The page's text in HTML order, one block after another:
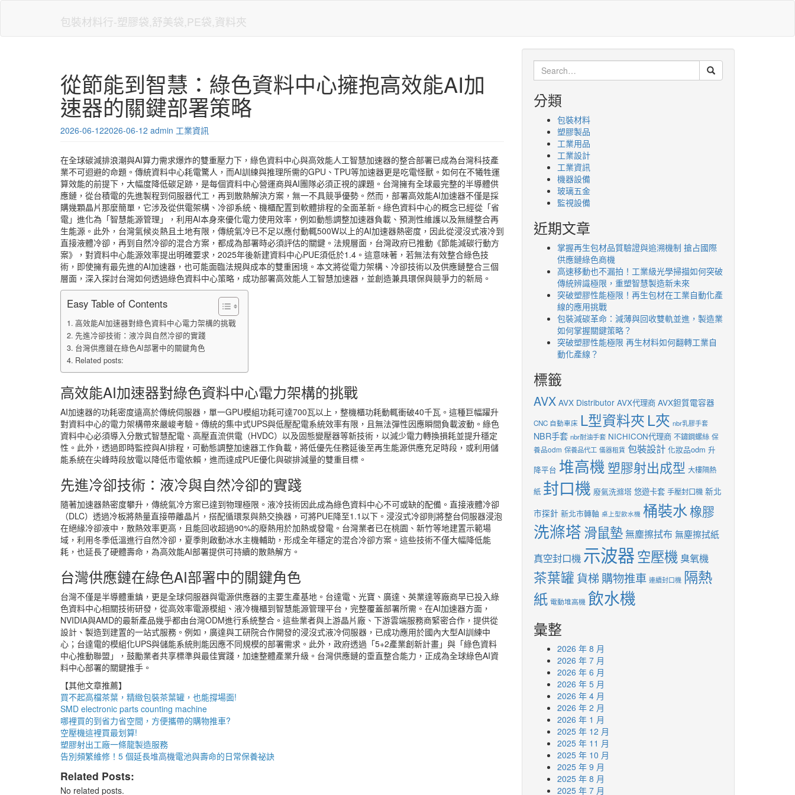
包裝材料行-塑膠袋,舒美袋,PE袋,資料夾
從節能到智慧：綠色資料中心擁抱高效能AI加
速器的關鍵部署策略
2026-06-122026-06-12 admin 工業資訊
在全球碳減排浪潮與AI算力需求爆炸的雙重壓力下，綠色資料中心與高效能人工智慧加速器的整合部署已成為台灣科技產
業不可迴避的命題。傳統資料中心耗電驚人，而AI訓練與推理所需的GPU、TPU等加速器更是吃電怪獸。如何在不犧牲運
算效能的前提下，大幅度降低碳足跡，是每個資料中心營運商與AI團隊必須正視的課題。台灣擁有全球最完整的半導體供
應鏈，從台積電的先進製程到伺服器代工，再到散熱解決方案，無一不具競爭優勢。然而，部署高效能AI加速器不僅是採
購幾顆晶片那麼簡單，它涉及從供電架構、冷卻系統、機櫃配置到軟體排程的全面革新。綠色資料中心的概念已經從「省
電」進化為「智慧能源管理」，利用AI本身來優化電力使用效率，例如動態調整加速器負載、預測性維護以及無縫整合再
生能源。此外，台灣氣候炎熱且土地有限，傳統氣冷已不足以應付動輒500W以上的AI加速器熱密度，因此從浸沒式液冷到
直接液體冷卻，再到自然冷卻的混合方案，都成為部署時必須評估的關鍵。法規層面，台灣政府已推動《節能減碳行動方
案》，對資料中心能源效率提出明確要求，2025年後新建資料中心PUE須低於1.4。這意味著，若無法有效整合綠色技
術，即使擁有最先進的AI加速器，也可能面臨法規與成本的雙重困境。本文將從電力架構、冷卻技術以及供應鏈整合三個
層面，深入探討台灣如何透過綠色資料中心策略，成功部署高效能人工智慧加速器，並創造兼具環保與競爭力的新局。
Easy Table of Contents
高效能AI加速器對綠色資料中心電力架構的挑戰
先進冷卻技術：液冷與自然冷卻的實踐
台灣供應鏈在綠色AI部署中的關鍵角色
Related posts:
高效能AI加速器對綠色資料中心電力架構的挑戰
AI加速器的功耗密度遠高於傳統伺服器，單一GPU模組功耗可達700瓦以上，整機櫃功耗動輒衝破40千瓦。這種巨幅躍升
對資料中心的電力架構帶來嚴峻考驗。傳統的集中式UPS與低壓配電系統效率有限，且無法彈性因應瞬間負載波動。綠色
資料中心必須導入分散式智慧配電、高壓直流供電（HVDC）以及固態變壓器等新技術，以減少電力轉換損耗並提升穩定
性。此外，透過即時監控與AI排程，可動態調整加速器工作負載，將低優先任務延後至再生能源供應充足時段，或利用儲
能系統在尖峰時段放電以降低市電依賴，進而達成PUE優化與碳排減量的雙重目標。
先進冷卻技術：液冷與自然冷卻的實踐
隨著加速器熱密度攀升，傳統氣冷方案已達到物理極限。液冷技術因此成為綠色資料中心不可或缺的配備。直接液體冷卻
（DLC）透過冷板將熱量直接帶離晶片，搭配循環泵與熱交換器，可將PUE降至1.1以下。浸沒式冷卻則將整台伺服器浸泡
在絕緣冷卻液中，散熱效率更高，且能回收超過90%的廢熱用於加熱或發電。台灣業者已在桃園、新竹等地建置示範場
域，利用冬季低溫進行自然冷卻，夏季則啟動冰水主機輔助，形成全年穩定的混合冷卻方案。這些技術不僅大幅降低能
耗，也延長了硬體壽命，為高效能AI部署提供可持續的散熱解方。
台灣供應鏈在綠色AI部署中的關鍵角色
台灣不僅是半導體重鎮，更是全球伺服器與電源供應器的主要生產基地。台達電、光寶、廣達、英業達等廠商早已投入綠
色資料中心相關技術研發，從高效率電源模組、液冷機櫃到智慧能源管理平台，完整覆蓋部署所需。在AI加速器方面，
NVIDIA與AMD的最新產品幾乎都由台灣ODM進行系統整合。這些業者與上游晶片廠、下游雲端服務商緊密合作，提供從
設計、製造到建置的一站式服務。例如，廣達與工研院合作開發的浸沒式液冷伺服器，已成功應用於國內大型AI訓練中
心；台達電的模組化UPS與儲能系統則能因應不同規模的部署需求。此外，政府透過「5+2產業創新計畫」與「綠色資料
中心推動聯盟」，鼓勵業者共享標準與最佳實踐，加速整體產業升級。台灣供應鏈的垂直整合能力，正成為全球綠色AI資
料中心部署的關鍵推手。
【其他文章推薦】
買不起高檔茶葉，精緻包裝茶葉罐 ，也能撐場面!
SMD electronic parts counting machine
哪裡買的到省力省空間，方便攜帶的購物推車?
空壓機這裡買最划算!
塑膠射出工廠一條龍製造服務
告別頻繁維修！5 個延長堆高機電池與壽命的日常保養祕訣
Related Posts:
No related posts.
Search
for:
分類
包裝材料
塑膠製品
工業用品
工業設計
工業資訊
機器設備
玻璃五金
監視設備
近期文章
掌握再生包材品質驗證與追溯機制 搶占國際
供應鏈綠色商機
高速移動也不漏拍！工業級光學掃描如何突破
傳統辨識極限，重塑智慧製造新未來
突破塑膠性能極限！再生包材在工業自動化產
線的應用挑戰
包裝減碳革命：減薄與回收雙軌並進，製造業
如何掌握關鍵策略？
突破塑膠性能極限 再生材料如何翻轉工業自
動化產線？
標籤
AVX AVX Distributor AVX代理商 AVX鉭質電容器
CNC 自動車床 L型資料夾 L夾 nbr乳膠手套
NBR手套 nbr耐油手套 NICHICON代理商 不鏽鋼螺絲 保
養品odm 保養品代工 儀器租賃 包裝設計 化妝品odm 升
降平台 堆高機塑膠射出成型 大樓隔熱
紙 封口機 廢氣洗滌塔 悠遊卡套 手壓封口機 新北
市探針 新北市轉軸 桌上型飲水機 桶裝水橡膠
洗滌塔滑鼠墊無塵擦拭布 無塵擦拭紙
真空封口機 示波器空壓機 臭氧機
茶葉罐 貨梯 購物推車 連續封口機 隔熱
紙 電動堆高機 飲水機
彙整
2026 年 8 月
2026 年 7 月
2026 年 6 月
2026 年 5 月
2026 年 4 月
2026 年 2 月
2026 年 1 月
2025 年 12 月
2025 年 11 月
2025 年 10 月
2025 年 9 月
2025 年 8 月
2025 年 7 月